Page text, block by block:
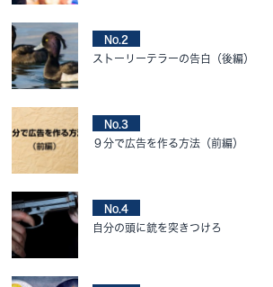
No.2
ストーリーテラーの告白（後編）
No.3
９分で広告を作る方法（前編）
No.4
自分の頭に銃を突きつけろ